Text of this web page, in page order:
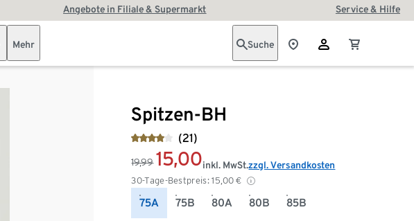
Angebote in Filiale & Supermarkt Service & Hilfe
Mehr Suche
Spitzen-BH
(21)
19,99 15,00
30-Tage-Bestpreis: 15,00 €
inkl. MwSt.zzgl. Versandkosten
75A 75B 80A 80B 85B